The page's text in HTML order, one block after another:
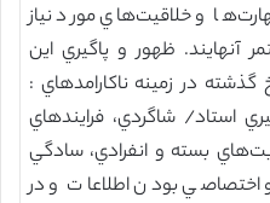
و خلاقيت‌هاي مورد نياز
ظهور و پاگيري اين
در زمينه ناكارامدهاي :
استاد/ شاگردي، فرايندهاي
بسته و انفرادي، سادگي
اختصاصي بودن اطلاعات و در